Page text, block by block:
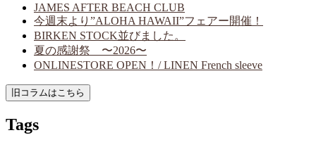
JAMES AFTER BEACH CLUB
今週末より”ALOHA HAWAII”フェアー開催！
BIRKEN STOCK並びました。
夏の感謝祭 〜2026〜
ONLINESTORE OPEN！/ LINEN French sleeve
Tags